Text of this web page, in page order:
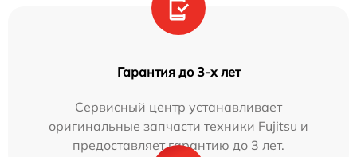
Гарантия до 3-х лет
Сервисный центр устанавливает
оригинальные запчасти техники Fujitsu и
предоставляет гарантию до 3 лет.